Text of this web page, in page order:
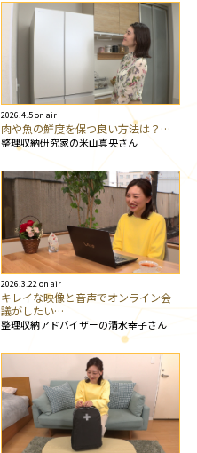
2026.4.5 on air
肉や魚の鮮度を保つ良い方法は？…
整理収納研究家の米山真央さん
2026.3.22 on air
キレイな映像と音声でオンライン会
議がしたい…
整理収納アドバイザーの清水幸子さん